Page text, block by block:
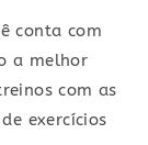
conta com
a melhor
com as
exercícios